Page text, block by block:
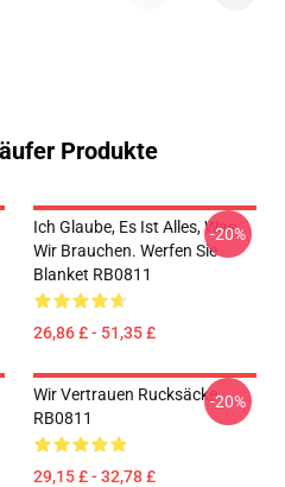
Produkte
Ich Glaube, Es Ist Alles, Was
Wir Brauchen. Werfen Sie
Blanket RB0811
26,86 £ - 51,35 £
-20%
Wir Vertrauen Rucksäcke
RB0811
29,15 £ - 32,78 £
-20%